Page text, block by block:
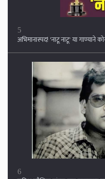
अभिमानास्पद! 'नाटू नाटू' या गाण्याने
सतिश कौशिक यांच्या मृत्यू प्रकरणात